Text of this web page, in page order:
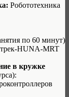
Робототехника
по 60 минут)
HUNA-MRT
в кружке